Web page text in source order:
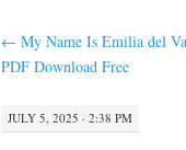
← My Name Is Emilia del
PDF Download Free
JULY 5, 2025 · 2:38 PM